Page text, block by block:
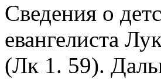
Сведения о
евангелиста
(Лк 1. 59).